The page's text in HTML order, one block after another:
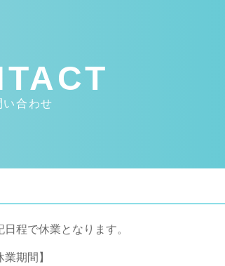
い合わせ
日程で休業となります。
業期間】